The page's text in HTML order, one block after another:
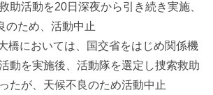
助活動を20日深夜から引き続き実施、
のため、活動中止
橋においては、国交省をはじめ関係機
動を実施後、活動隊を選定し捜索救助
たが、天候不良のため活動中止